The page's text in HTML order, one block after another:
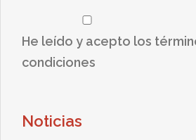
He leído y acepto los
condiciones
Noticias